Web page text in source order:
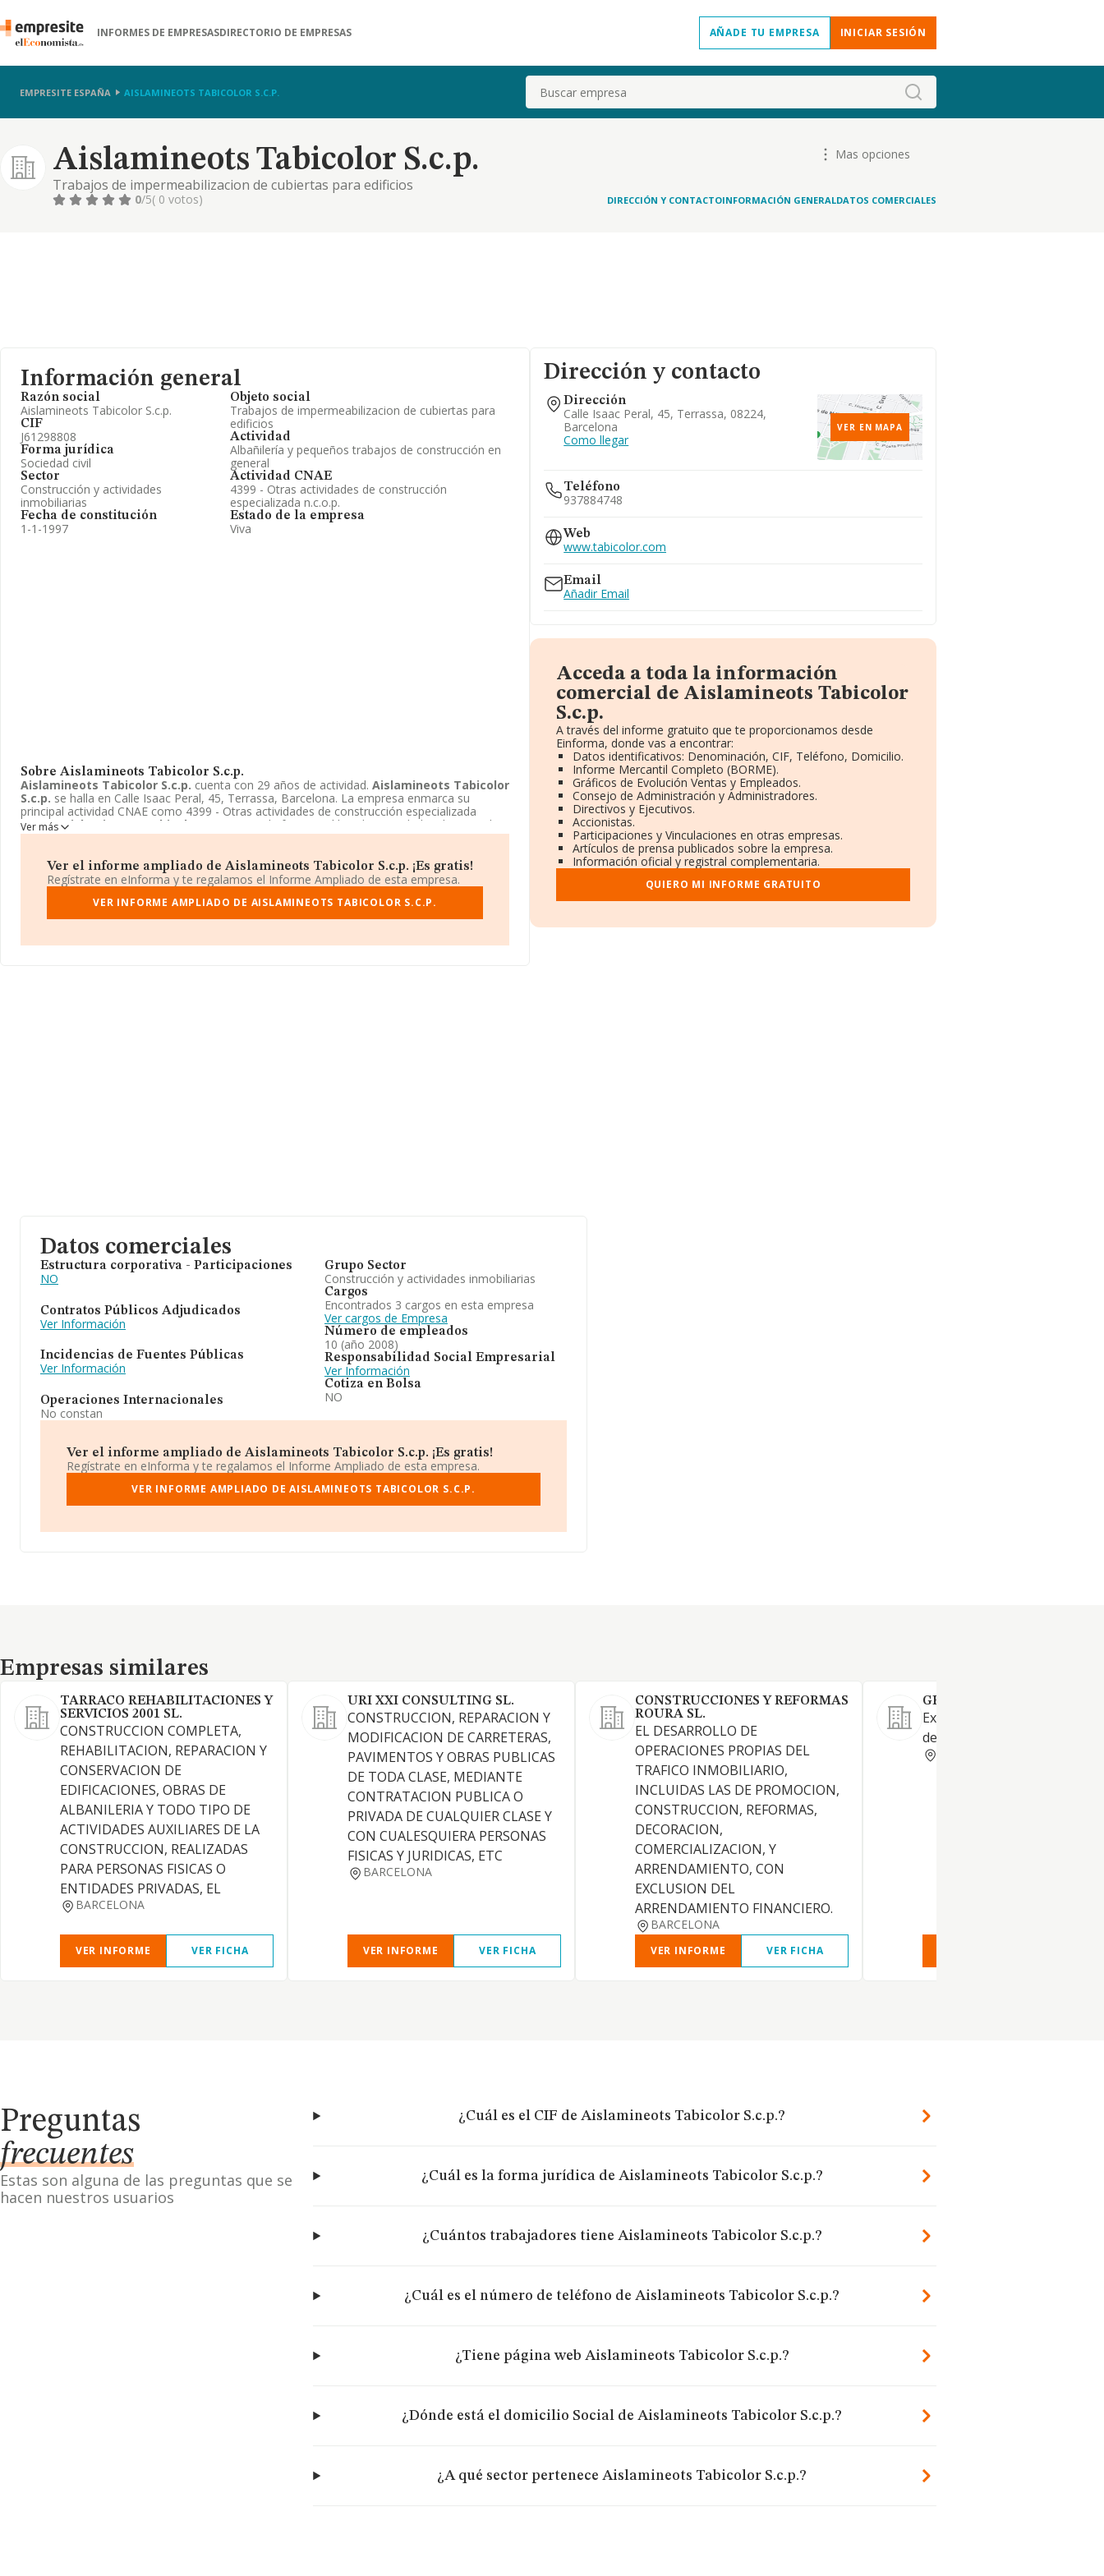
INFORMES DE EMPRESASDIRECTORIO DE EMPRESAS AÑADE TU EMPRESA INICIAR SESIÓN
EMPRESITE ESPAÑA AISLAMINEOTS TABICOLOR S.C.P. Buscar
Aislamineots Tabicolor S.c.p.
Trabajos de impermeabilizacion de cubiertas para edificios
Mas opciones
0/5( 0 votos) DIRECCIÓN Y CONTACTOINFORMACIÓN GENERALDATOS COMERCIALES
Información general
Razón social
Aislamineots Tabicolor S.c.p.
CIF
J61298808
Forma jurídica
Sociedad civil
Sector
Construcción y actividades
inmobiliarias
Fecha de constitución
1-1-1997
Objeto social
Trabajos de impermeabilizacion de cubiertas para
edificios
Actividad
Albañilería y pequeños trabajos de construcción en
general
Actividad CNAE
4399 - Otras actividades de construcción
especializada n.c.o.p.
Estado de la empresa
Viva
Sobre Aislamineots Tabicolor S.c.p.
Aislamineots Tabicolor S.c.p. cuenta con 29 años de actividad. Aislamineots Tabicolor
S.c.p. se halla en Calle Isaac Peral, 45, Terrassa, Barcelona. La empresa enmarca su
principal actividad CNAE como 4399 - Otras actividades de construcción especializada
n.c.o.p..Aislamineots Tabicolor S.c.p.
toma la forma jurídica de Sociedad civil. Visitando
http://www.tabicolor.compodrá encontrar más información acerca de la empresa
Ver más
Ver el informe ampliado de Aislamineots Tabicolor S.c.p. ¡Es gratis!
Regístrate en eInforma y te regalamos el Informe Ampliado de esta empresa.
VER INFORME AMPLIADO DE AISLAMINEOTS TABICOLOR S.C.P.
Dirección y contacto
Dirección
Calle Isaac Peral, 45, Terrassa, 08224,
Barcelona
Como llegar
VER EN MAPA
Teléfono
937884748
Web
www.tabicolor.com
Email
Añadir Email
Acceda a toda la información
comercial de Aislamineots Tabicolor
S.c.p.
A través del informe gratuito que te proporcionamos desde
Einforma, donde vas a encontrar:
Datos identificativos: Denominación, CIF, Teléfono, Domicilio.
Informe Mercantil Completo (BORME).
Gráficos de Evolución Ventas y Empleados.
Consejo de Administración y Administradores.
Directivos y Ejecutivos.
Accionistas.
Participaciones y Vinculaciones en otras empresas.
Artículos de prensa publicados sobre la empresa.
Información oficial y registral complementaria.
QUIERO MI INFORME GRATUITO
Datos comerciales
Estructura corporativa - Participaciones
NO
Contratos Públicos Adjudicados
Ver Información
Incidencias de Fuentes Públicas
Ver Información
Operaciones Internacionales
No constan
Grupo Sector
Construcción y actividades inmobiliarias
Cargos
Encontrados 3 cargos en esta empresa
Ver cargos de Empresa
Número de empleados
10 (año 2008)
Responsabilidad Social Empresarial
Ver Información
Cotiza en Bolsa
NO
Ver el informe ampliado de Aislamineots Tabicolor S.c.p. ¡Es gratis!
Regístrate en eInforma y te regalamos el Informe Ampliado de esta empresa.
VER INFORME AMPLIADO DE AISLAMINEOTS TABICOLOR S.C.P.
Empresas similares
Empresas similares
TARRACO REHABILITACIONES Y
SERVICIOS 2001 SL.
CONSTRUCCION COMPLETA,
REHABILITACION, REPARACION Y
CONSERVACION DE
EDIFICACIONES, OBRAS DE
ALBANILERIA Y TODO TIPO DE
ACTIVIDADES AUXILIARES DE LA
CONSTRUCCION, REALIZADAS
PARA PERSONAS FISICAS O
ENTIDADES PRIVADAS, EL
BARCELONA
VER INFORME VER FICHA
URI XXI CONSULTING SL.
CONSTRUCCION, REPARACION Y
MODIFICACION DE CARRETERAS,
PAVIMENTOS Y OBRAS PUBLICAS
DE TODA CLASE, MEDIANTE
CONTRATACION PUBLICA O
PRIVADA DE CUALQUIER CLASE Y
CON CUALESQUIERA PERSONAS
FISICAS Y JURIDICAS, ETC
BARCELONA
VER INFORME VER FICHA
CONSTRUCCIONES Y REFORMAS
ROURA SL.
EL DESARROLLO DE
OPERACIONES PROPIAS DEL
TRAFICO INMOBILIARIO,
INCLUIDAS LAS DE PROMOCION,
CONSTRUCCION, REFORMAS,
DECORACION,
COMERCIALIZACION, Y
ARRENDAMIENTO, CON
EXCLUSION DEL
ARRENDAMIENTO FINANCIERO.
BARCELONA
VER INFORME VER FICHA
GENARS SL
Explotación y gestión de
de arquitectura.
Preguntas
frecuentes
Estas son alguna de las preguntas que se
hacen nuestros usuarios
¿Cuál es el CIF de Aislamineots Tabicolor S.c.p.?
¿Cuál es la forma jurídica de Aislamineots Tabicolor S.c.p.?
¿Cuántos trabajadores tiene Aislamineots Tabicolor S.c.p.?
¿Cuál es el número de teléfono de Aislamineots Tabicolor S.c.p.?
¿Tiene página web Aislamineots Tabicolor S.c.p.?
¿Dónde está el domicilio Social de Aislamineots Tabicolor S.c.p.?
¿A qué sector pertenece Aislamineots Tabicolor S.c.p.?